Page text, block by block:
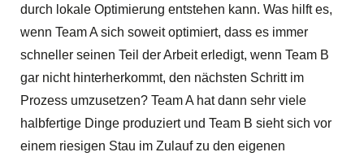
durch lokale Optimierung entstehen kann. Was hilft es,
wenn Team A sich soweit optimiert, dass es immer
schneller seinen Teil der Arbeit erledigt, wenn Team B
gar nicht hinterherkommt, den nächsten Schritt im
Prozess umzusetzen? Team A hat dann sehr viele
halbfertige Dinge produziert und Team B sieht sich vor
einem riesigen Stau im Zulauf zu den eigenen